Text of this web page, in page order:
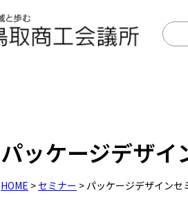
パッケージデザ
HOME >セミナー > パッケージデザイン